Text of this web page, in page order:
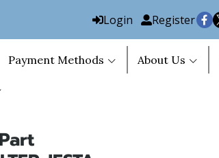
Login Register
Payment Methods About Us